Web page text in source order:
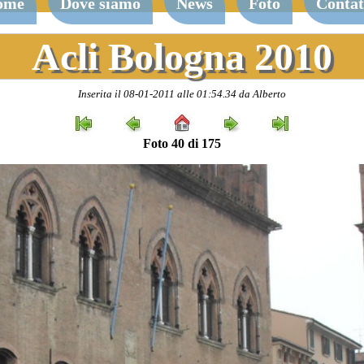
Acli Bologna 2010
Inserita il 08-01-2011 alle 01:54.34 da Alberto
Foto 40 di 175